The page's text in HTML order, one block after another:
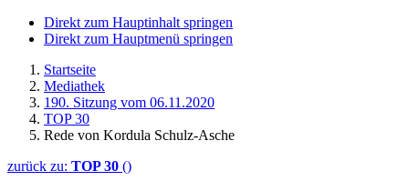
Direkt zum Hauptinhalt springen
Direkt zum Hauptmenü springen
Startseite
Mediathek
190. Sitzung vom 06.11.2020
TOP 30
Rede von Kordula Schulz-Asche
zurück zu: TOP 30 ()